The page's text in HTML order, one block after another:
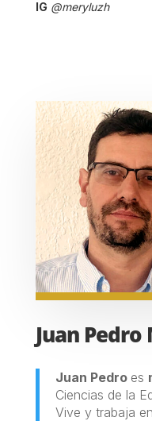
IG @meryluzh
Juan Pedro
Juan Pedro es
Ciencias de la
Vive y trabaja en